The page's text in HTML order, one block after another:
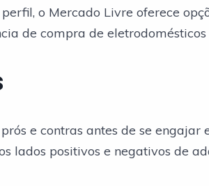
o Mercado Livre oferece
de compra de
e contras antes de se engajar
lados positivos e negativos de